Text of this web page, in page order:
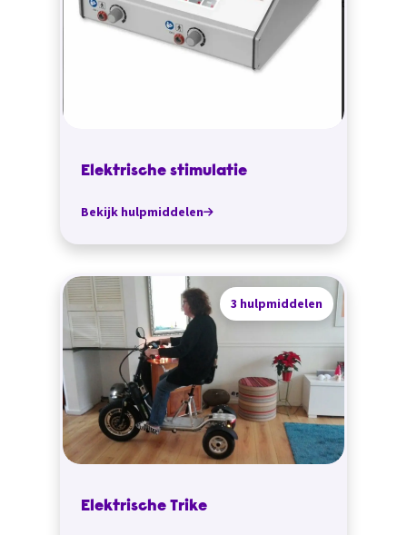
Elektrische stimulatie
Bekijk hulpmiddelen
3 hulpmiddelen
Elektrische Trike